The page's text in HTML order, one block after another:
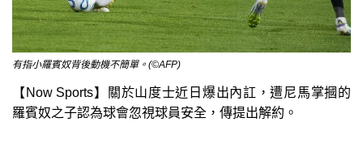
有指小羅賓奴背後動機不簡單。(©AFP)
【Now Sports】關於山度士近日爆出內訌，遭尼馬掌摑的
羅賓奴之子認為球會忽視球員安全，傳提出解約。